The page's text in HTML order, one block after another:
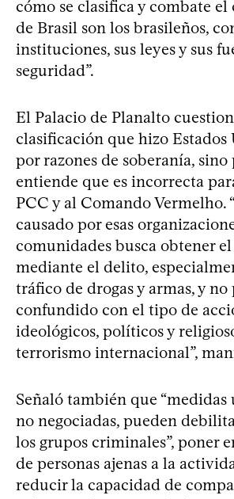
cómo se clasifica y combate
de Brasil son los brasileños,
instituciones, sus leyes y sus
seguridad”.
El Palacio de Planalto
clasificación que hizo Estados
por razones de soberanía, sino
entiende que es incorrecta
PCC y al Comando Vermelho.
causado por esas
comunidades busca obtener
mediante el delito,
tráfico de drogas y armas, y no
confundido con el tipo de
ideológicos, políticos y
terrorismo internacional”,
Señaló también que “medidas
no negociadas, pueden
los grupos criminales”, poner
de personas ajenas a la
reducir la capacidad de